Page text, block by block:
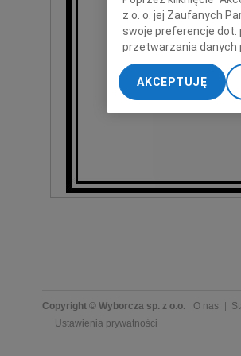
Pogrzeb odbędzie
w Gliwicach na
Copyright © Wyborcza sp. z o.o. O nas
Ustawienia prywatności
z o. o. jej Zaufanych
swoje preferencje dot.
przetwarzania danych
„Ustawienia
My, nasi Zaufani
dokładnych danych
Przechowywanie
AKCEPTUJĘ